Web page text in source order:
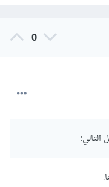
في المخدم المحلي
0